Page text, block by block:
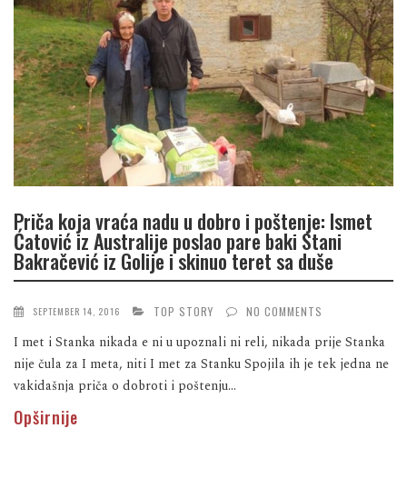
Priča koja vraća nadu u dobro i poštenje: Ismet
Ćatović iz Australije poslao pare baki Stani
Bakračević iz Golije i skinuo teret sa duše
SEPTEMBER 14, 2016 TOP STORY NO COMMENTS
I met i Stanka nikada e ni u upoznali ni reli, nikada prije Stanka
nije čula za I meta, niti I met za Stanku Spojila ih je tek jedna ne
vakidašnja priča o dobroti i poštenju...
Opširnije